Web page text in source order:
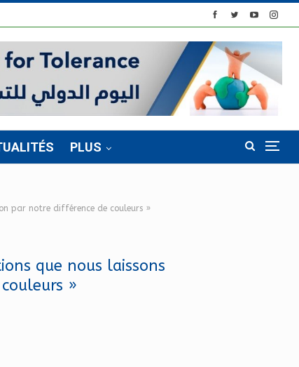
PLUS
par notre différence de couleurs »
que nous laissons
»